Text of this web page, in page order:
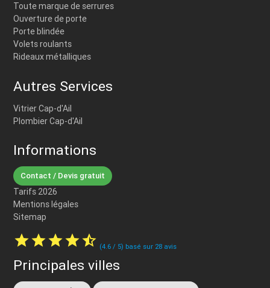
Toute marque de serrures
Ouverture de porte
Porte blindée
Volets roulants
Rideaux métalliques
Autres Services
Vitrier Cap-d'Ail
Plombier Cap-d'Ail
Informations
Contact / Devis gratuit
Tarifs 2026
Mentions légales
Sitemap
starstarstarstarstar_half (4.6 / 5) basé sur 28 avis
Principales villes